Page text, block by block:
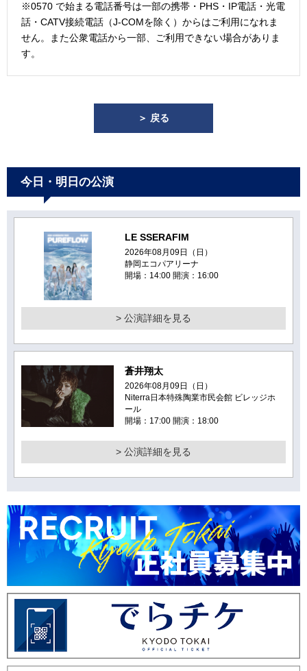
※0570 で始まる電話番号は一部の携帯・PHS・IP電話・光電
話・CATV接続電話（J-COMを除く）からはご利用になれま
せん。また公衆電話から一部、ご利用できない場合がありま
す。
＞ 戻る
今日・明日の公演
LE SSERAFIM
2026年08月09日（日）
静岡エコパアリーナ
開場：14:00 開演：16:00
> 公演詳細を見る
蒼井翔太
2026年08月09日（日）
Niterra日本特殊陶業市民会館 ビレッジホ
ール
開場：17:00 開演：18:00
> 公演詳細を見る